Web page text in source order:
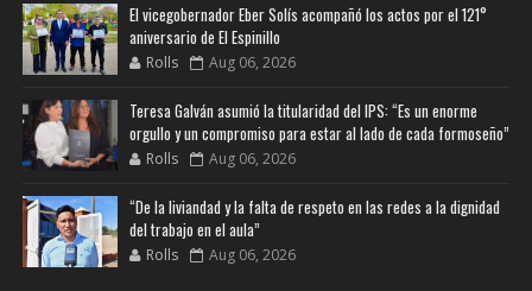
El vicegobernador Eber Solís acompañó los actos por el 121°
aniversario de El Espinillo
Rolls Aug 06, 2026
Teresa Galván asumió la titularidad del IPS: “Es un enorme
orgullo y un compromiso para estar al lado de cada formoseño”
Rolls Aug 06, 2026
“De la liviandad y la falta de respeto en las redes a la dignidad
del trabajo en el aula”
Rolls Aug 06, 2026